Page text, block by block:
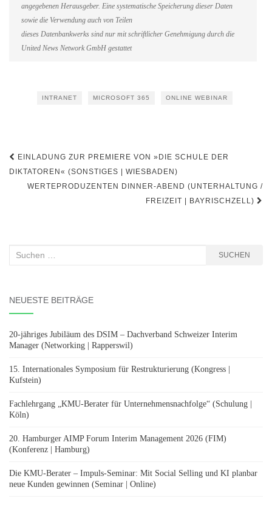
angegebenen Herausgeber. Eine systematische Speicherung dieser Daten
sowie die Verwendung auch von Teilen
dieses Datenbankwerks sind nur mit schriftlicher Genehmigung durch die
United News Network GmbH gestattet
INTRANET MICROSOFT 365 ONLINE WEBINAR
Beitragsnavigation
EINLADUNG ZUR PREMIERE VON »DIE SCHULE DER
DIKTATOREN« (SONSTIGES | WIESBADEN)
WERTEPRODUZENTEN DINNER-ABEND (UNTERHALTUNG /
FREIZEIT | BAYRISCHZELL)
Suchen
SUCHEN
NEUESTE BEITRÄGE
20-jähriges Jubiläum des DSIM – Dachverband Schweizer Interim
Manager (Networking | Rapperswil)
15. Internationales Symposium für Restrukturierung (Kongress |
Kufstein)
Fachlehrgang „KMU-Berater für Unternehmensnachfolge“ (Schulung |
Köln)
20. Hamburger AIMP Forum Interim Management 2026 (FIM)
(Konferenz | Hamburg)
Die KMU-Berater – Impuls-Seminar: Mit Social Selling und KI planbar
neue Kunden gewinnen (Seminar | Online)